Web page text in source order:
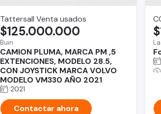
Tattersall Venta usados
Buin
CAMION PLUMA, MARCA PM ,5
EXTENCIONES, MODELO 28.5,
CON JOYSTICK MARCA VOLVO
MODELO VM330 AÑO 2021
$125.000.000
2021
Contactar ahora